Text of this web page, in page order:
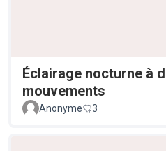
Éclairage nocturne à
mouvements
Anonyme 3